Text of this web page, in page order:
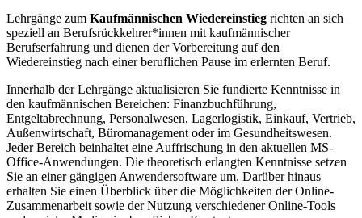
Lehrgänge zum Kaufmännischen Wiedereinstieg richten an sich
speziell an Berufsrückkehrer*innen mit kaufmännischer
Berufserfahrung und dienen der Vorbereitung auf den
Wiedereinstieg nach einer beruflichen Pause im erlernten Beruf.
Innerhalb der Lehrgänge aktualisieren Sie fundierte Kenntnisse in
den kaufmännischen Bereichen: Finanzbuchführung,
Entgeltabrechnung, Personalwesen, Lagerlogistik, Einkauf, Vertrieb,
Außenwirtschaft, Büromanagement oder im Gesundheitswesen.
Jeder Bereich beinhaltet eine Auffrischung in den aktuellen MS-
Office-Anwendungen. Die theoretisch erlangten Kenntnisse setzen
Sie an einer gängigen Anwendersoftware um. Darüber hinaus
erhalten Sie einen Überblick über die Möglichkeiten der Online-
Zusammenarbeit sowie der Nutzung verschiedener Online-Tools